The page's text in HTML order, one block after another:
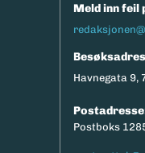
Meld inn feil
Havnegata 9,
Postboks